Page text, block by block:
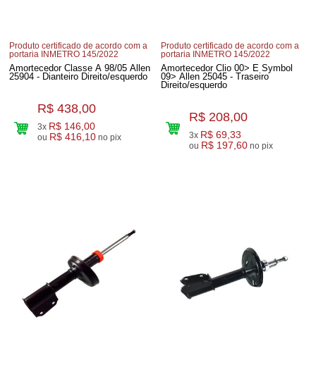
Produto certificado de acordo com a
portaria INMETRO 145/2022
Amortecedor Classe A 98/05 Allen
25904 - Dianteiro Direito/esquerdo
R$ 438,00
3x R$ 146,00
ou R$ 416,10 no pix
Produto certificado de acordo com a
portaria INMETRO 145/2022
Amortecedor Clio 00> E Symbol
09> Allen 25045 - Traseiro
Direito/esquerdo
R$ 208,00
3x R$ 69,33
ou R$ 197,60 no pix